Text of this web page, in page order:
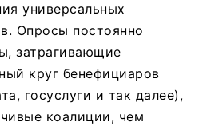
универсальных
Опросы постоянно
затрагивающие
круг бенефициаров
госуслуги и так далее),
коалиции, чем